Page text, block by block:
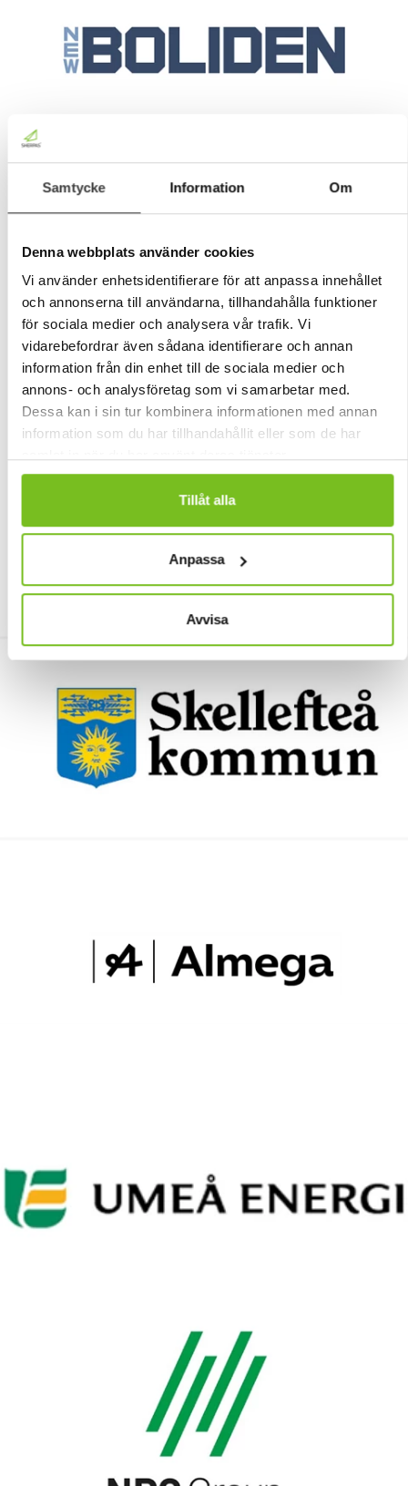
Samtycke Information Om
Denna webbplats använder cookies
Vi använder enhetsidentifierare för att anpassa innehållet
och annonserna till användarna, tillhandahålla funktioner
för sociala medier och analysera vår trafik. Vi
vidarebefordrar även sådana identifierare och annan
information från din enhet till de sociala medier och
annons- och analysföretag som vi samarbetar med.
Dessa kan i sin tur kombinera informationen med annan
information som du har tillhandahållit eller som de har
Tillåt alla
Anpassa
Avvisa